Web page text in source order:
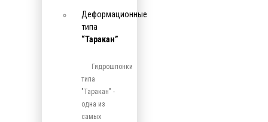
Деформационные
типа
“Таракан”
Гидрошпонки
типа
"Таракан" -
одна из
самых